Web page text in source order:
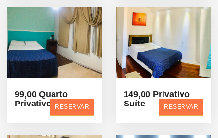
99,00 Quarto
Privativo
RESERVAR
149,00 Privativo
Suíte
RESERVAR